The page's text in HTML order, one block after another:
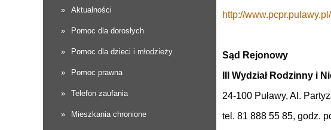
http://
Sąd Rejonowy
III Wydział Rodzinny i
24-100 Puławy, Al.
tel. 81 888 55 85, godz.
Aktualności
Pomoc dla dorosłych
Pomoc dla dzieci i młodzieży
Pomoc prawna
Telefon zaufania
Mieszkania chronione